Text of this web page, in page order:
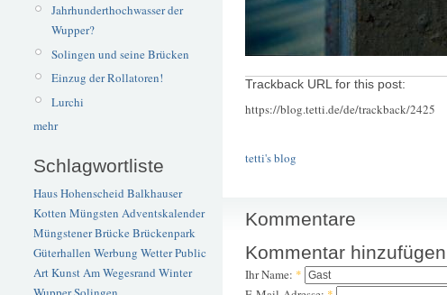
Jahrhunderthochwasser der
Wupper?
Solingen und seine Brücken
Einzug der Rollatoren!
Lurchi
mehr
Schlagwortliste
Haus Hohenscheid Balkhauser
Kotten Müngsten Adventskalender
Müngstener BrückeBrückenpark
Güterhallen Werbung WetterPublic
ArtKunstAm Wegesrand Winter
Trackback URL for this post:
https://blog.tetti.de/de/trackback/2425
tetti's blog
Kommentare
Kommentar hinzufügen
Ihr Name: *